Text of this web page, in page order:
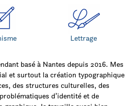
Lettrage
basé à Nantes depuis 2016. Mes
et surtout la création typographique
des structures culturelles, des
d’identité et de